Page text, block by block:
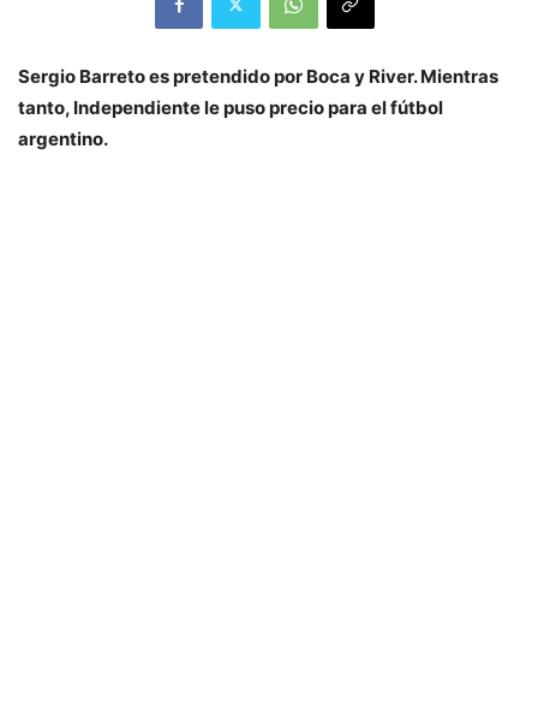
Sergio Barreto es pretendido por Boca y River. Mientras
tanto, Independiente le puso precio para el fútbol
argentino.